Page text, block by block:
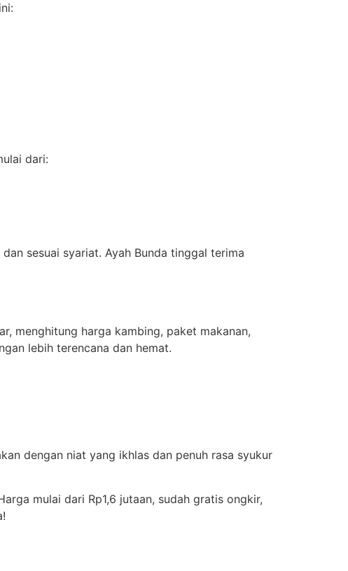
dari:
sesuai syariat. Ayah Bunda tinggal terima
menghitung harga kambing, paket makanan,
lebih terencana dan hemat.
dengan niat yang ikhlas dan penuh rasa syukur
mulai dari Rp1,6 jutaan, sudah gratis ongkir,